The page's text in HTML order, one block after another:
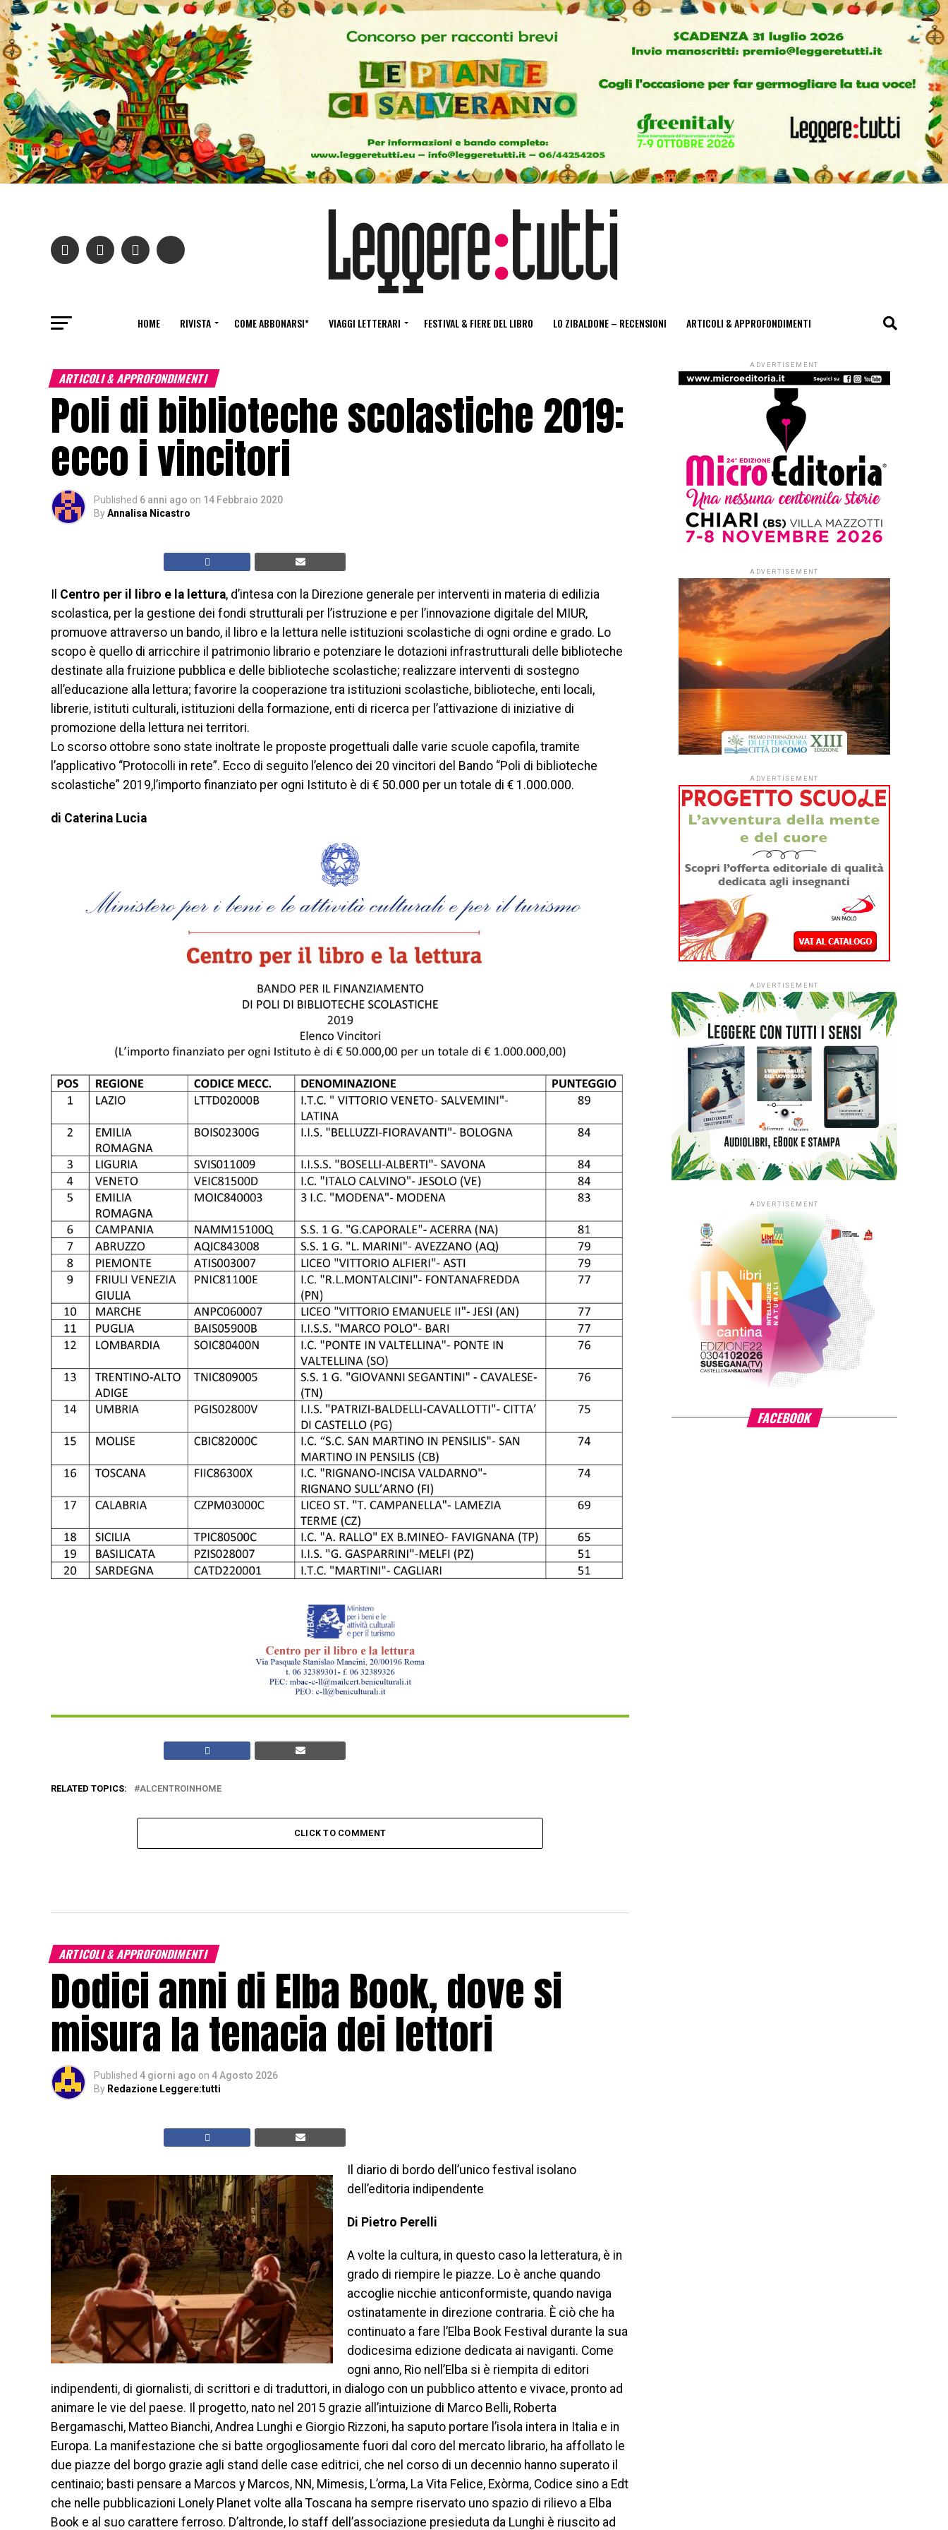
HOME RIVISTA COME ABBONARSI* VIAGGI LETTERARI FESTIVAL & FIERE DEL LIBRO LO ZIBALDONE – RECENSIONI ARTICOLI & APPROFONDIMENTI
ARTICOLI & APPROFONDIMENTI
Poli di biblioteche scolastiche 2019:
ecco i vincitori
Published 6 anni ago on 14 Febbraio 2020
ByAnnalisa Nicastro
Centro per il libro e la lettura, d’intesa con la Direzione generale per interventi in materia di edilizia
scolastica, per la gestione dei fondi strutturali per l’istruzione e per l’innovazione digitale del MIUR,
promuove attraverso un bando, il libro e la lettura nelle istituzioni scolastiche di ogni ordine e grado. Lo
scopo è quello di arricchire il patrimonio librario e potenziare le dotazioni infrastrutturali delle biblioteche
destinate alla fruizione pubblica e delle biblioteche scolastiche; realizzare interventi di sostegno
all’educazione alla lettura; favorire la cooperazione tra istituzioni scolastiche, biblioteche, enti locali,
librerie, istituti culturali, istituzioni della formazione, enti di ricerca per l’attivazione di iniziative di
promozione della lettura nei territori.
Lo scorso ottobre sono state inoltrate le proposte progettuali dalle varie scuole capofila, tramite
l’applicativo “Protocolli in rete”. Ecco di seguito l’elenco dei 20 vincitori del Bando “Poli di biblioteche
scolastiche” 2019,l’importo finanziato per ogni Istituto è di € 50.000 per un totale di € 1.000.000.
di Caterina Lucia
RELATED TOPICS: ALCENTROINHOME
CLICK TO COMMENT
ARTICOLI & APPROFONDIMENTI
Dodici anni di Elba Book, dove si
misura la tenacia dei lettori
Published 4 giorni ago on 4 Agosto 2026
By Redazione Leggere:tutti
Il diario di bordo dell’unico festival isolano
dell’editoria indipendente
Di Pietro Perelli
A volte la cultura, in questo caso la letteratura, è in
grado di riempire le piazze. Lo è anche quando
accoglie nicchie anticonformiste, quando naviga
ostinatamente in direzione contraria. È ciò che ha
continuato a fare l’Elba Book Festival durante la sua
dodicesima edizione dedicata ai naviganti. Come
ogni anno, Rio nell’Elba si è riempita di editori
indipendenti, di giornalisti, di scrittori e di traduttori, in dialogo con un pubblico attento e vivace, pronto ad
animare le vie del paese. Il progetto, nato nel 2015 grazie all’intuizione di Marco Belli, Roberta
Bergamaschi, Matteo Bianchi, Andrea Lunghi e Giorgio Rizzoni, ha saputo portare l’isola intera in Italia e in
Europa. La manifestazione che si batte orgogliosamente fuori dal coro del mercato librario, ha affollato le
due piazze del borgo grazie agli stand delle case editrici, che nel corso di un decennio hanno superato il
centinaio; basti pensare a Marcos y Marcos, NN, Mimesis, L’orma, La Vita Felice, Exòrma, Codice sino a Edt
che nelle pubblicazioni Lonely Planet volte alla Toscana ha sempre riservato uno spazio di rilievo a Elba
Book e al suo carattere ferroso. D’altronde, lo staff dell’associazione presieduta da Lunghi è riuscito ad
ADVERTISEMENT
ADVERTISEMENT
ADVERTISEMENT
ADVERTISEMENT
ADVERTISEMENT
FACEBOOK